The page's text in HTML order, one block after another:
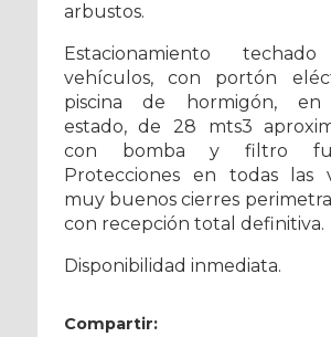
arbustos.
Estacionamiento
vehículos, con portón
piscina de hormigón, en
estado, de 28 mts3
con bomba y filtro
Protecciones en todas las
muy buenos cierres
con recepción total definitiva.
Disponibilidad inmediata.
Compartir: